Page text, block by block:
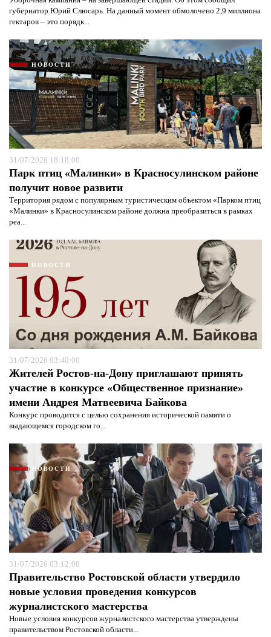
губернатор Юрий Слюсарь. На данный момент обмолочено 2,9 миллиона
гектаров – это порядк...
НОВОСТИ
31/07/2026 18:18:00
Парк птиц «Малинки» в Красносулинском районе
получит новое развити
Территория рядом с популярным туристическим объектом «Парком птиц
«Малинки» в Красносулинском районе должна преобразиться в рамках
реа...
НОВОСТИ
31/07/2026 03:40:00
Жителей Ростов-на-Дону приглашают принять
участие в конкурсе «Общественное признание»
имени Андрея Матвеевича Байкова
Конкурс проводится с целью сохранения исторической памяти о
выдающемся городском го...
НОВОСТИ
31/07/2026 03:12:00
Правительство Ростовской области утвердило
новые условия проведения конкурсов
журналистского мастерства
Новые условия конкурсов журналистского мастерства утверждены
правительством Ростовской области...
Я согласен с
политикой конфиденциальности и
защиты информации*
Я согласен с
политикой конфиденциальности и
защиты информации*